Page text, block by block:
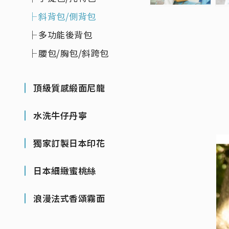
斜背包/側背包
多功能後背包
腰包/胸包/斜跨包
頂級質感緞面尼龍
水洗牛仔丹寧
獨家訂製日本印花
日本細緻蜜桃絲
浪漫法式香頌霧面